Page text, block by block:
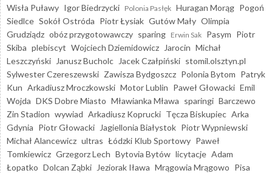
Wisła Puławy Igor Biedrzycki Polonia Pasłęk Huragan Morąg Pogoń
Siedlce Sokół Ostróda Piotr Łysiak Gutów Mały Olimpia
Grudziądz obóz przygotowawczy sparing Erwin Sak Pasym Piotr
Skiba plebiscyt Wojciech Dziemidowicz Jarocin Michał
Leszczyński
Janusz Bucholc Jacek Czałpiński stomil.olsztyn.pl
Sylwester Czereszewski Zawisza Bydgoszcz Polonia Bytom Patryk
Kun Arkadiusz Mroczkowski Motor Lublin Paweł Głowacki Emil
Wojda DKS Dobre Miasto Mławianka Mława sparingi Barczewo
Zin Stadion wywiad Arkadiusz Koprucki Tęcza Biskupiec Arka
Gdynia Piotr Głowacki Jagiellonia Białystok Piotr Wypniewski
Michał Alancewicz ultras Łódzki Klub Sportowy Paweł
Tomkiewicz Grzegorz Lech Bytovia Bytów licytacje Adam
Łopatko Dolcan Ząbki Jeziorak Iława Mrągowia Mrągowo Pisa